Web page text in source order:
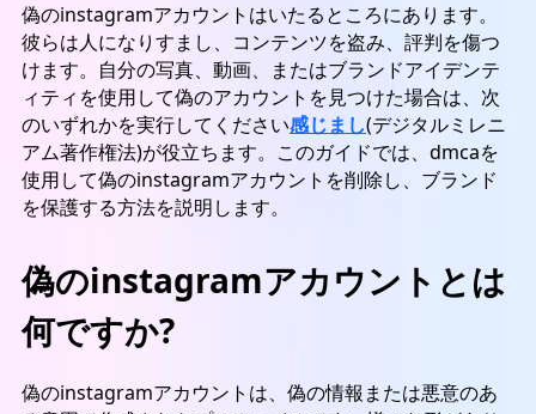
偽のinstagramアカウントはいたるところにあります。
彼らは人になりすまし、コンテンツを盗み、評判を傷つ
けます。自分の写真、動画、またはブランドアイデンテ
ィティを使用して偽のアカウントを見つけた場合は、次
のいずれかを実行してください感じまし(デジタルミレニ
アム著作権法)が役立ちます。このガイドでは、dmcaを
使用して偽のinstagramアカウントを削除し、ブランド
を保護する方法を説明します。
偽のinstagramアカウントとは
何ですか?
偽のinstagramアカウントは、偽の情報または悪意のあ